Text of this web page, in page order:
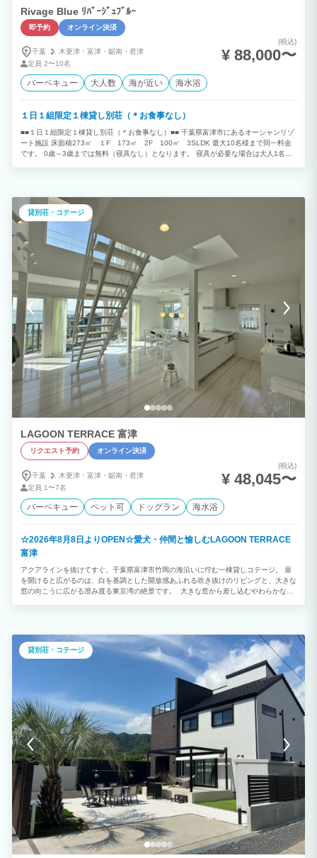
Rivage Blue ﾘﾊﾞｰｼﾞｭﾌﾞﾙｰ
即予約 オンライン決済
千葉 木更津・ 富津・ 鋸南・ 君津
定員 2〜10名
(税込)
¥ 88,000〜
バーベキュー 大人数 海が近い 海水浴
１日１組限定１棟貸し別荘（＊お食事なし）
■■１日１組限定１棟貸し別荘（＊お食事なし）■■ 千葉県富津市にあるオーシャンリゾ
ート施設 床面積273㎡ １F 173㎡ 2F 100㎡ 3SLDK 最大10名様まで同一料金
です。 0歳～3歳までは無料（寝具なし）となります。 寝具が必要な場合は大人1名と
日 夜は満天の星空と波音 四季折々の色を放つ内房の景色は絶景です。 都心から少し離
れたこの場所で非日常な時間を過ごしていただける空間をご用意させていただきまし
た。 １F 36帖のリビングダイニングキッチンのワンフロア構成でそのままオープンテ
ラスへ。こちらでBBQを楽しんでいただけます。 ２F 寝室3部屋をご用意させていただ
きました。お風呂からは三浦半島、富士山を眺望できます。 ■■オプションのご案内■■
＊現地決済（現金、クレジットカード可）ご希望のお客様は施設までご連絡下さい。
【BBQグリルレンタル】1台3,300円（税込）/1日 【BBQ用夕食食材セット】4,400円
（税込）/1人前（メニュー：牛肉、豚肉、BIGソーセージ、季節の野菜、BBQグリル1
台付＊2人前からオーダー可能です。食材の準備がございますので、当日キャンセルは
お断りいたします。キャンセルは宿泊日3日前までにご連絡下さい。 ＊食物アレルギー
をお持ちのお客様へ 当施設でのご飲食にあたりましては、お客様の最終判断でお召し
上がりいただけます様お願いいたします。 食材、メニューについて、ご不明な点がご
ざいましたら事前にお問合せ下さい。 RivageBlueで楽しいひとときをお過ごし下さ
い。
貸別荘・コテージ
LAGOON TERRACE 富津
リクエスト予約 オンライン決済
千葉 木更津・ 富津・ 鋸南・ 君津
定員 1〜7名
(税込)
¥ 48,045〜
バーベキュー ペット可 ドッグラン 海水浴
☆2026年8月8日よりOPEN☆愛犬・仲間と愉しむLAGOON TERRACE
富津
アクアラインを抜けてすぐ、千葉県富津市竹岡の海沿いに佇む一棟貸しコテージ。 扉
を開けると広がるのは、白を基調とした開放感あふれる吹き抜けのリビングと、大きな
窓の向こうに広がる澄み渡る東京湾の絶景です。 大きな窓から差し込むやわらかな光
貸別荘・コテージ